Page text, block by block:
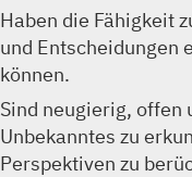
Haben die Fähigkeit
und Entscheidungen
können.
Sind neugierig, offen
Unbekanntes zu
Perspektiven zu